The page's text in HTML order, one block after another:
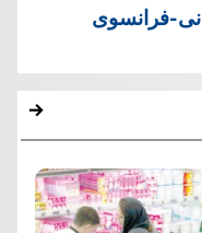
فرانسوی